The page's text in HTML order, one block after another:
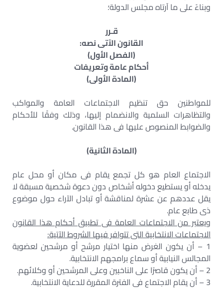
وبناءً على ما آرتاه مجلس الدولة؛
قـرر
القانون الآتى نصه:
(الفصل الأول)
أحكام عامة وتعريفات
(المادة الأولى)
للمواطنين حق تنظيم الاجتماعات العامة والمواكب
والتظاهرات السلمية والانضمام إليها، وذلك وفقًا للأحكام
والضوابط المنصوص عليها فى هذا القانون.
(المادة الثانية)
الاجتماع العام هو كل تجمع يقام فى مكان أو محل عام
يدخله أو يستطيع دخوله أشخاص دون دعوة شخصية مسبقة لا
يقل عددهم عن عشرة لمناقشة أو تبادل الآراء حول موضوع
ذى طابع عام.
ويعتبر من الاجتماعات العامة فى تطبيق أحكام هذا القانون
الاجتماعات الانتخابية التى تتوافر فيها الشروط الآتية:
1 – أن يكون الغرض منها اختيار مرشح أو مرشحين لعضوية
المجالس النيابية أو سماع برامجهم الانتخابية.
2 – أن يكون قاصرًا على الناخبين وعلى المرشحين أو وكلائهم.
3 – أن يقام الاجتماع فى الفترة المقررة للدعاية الانتخابية.